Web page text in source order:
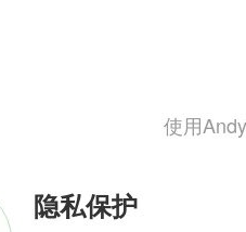
使用
隐私保护